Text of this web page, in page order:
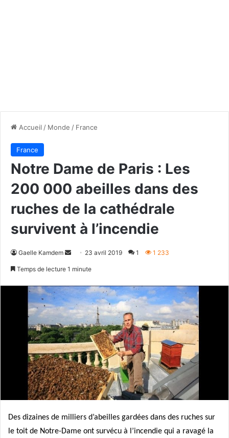
Accueil / Monde / France
France
Notre Dame de Paris : Les
200 000 abeilles dans des
ruches de la cathédrale
survivent à l’incendie
Gaelle Kamdem
Envoyer23 avril 2019 1 1 233
Temps de lecture 1 minute
Des dizaines de milliers d’abeilles gardées dans des ruches sur
le toit de Notre-Dame ont survécu à l’incendie qui a ravagé la